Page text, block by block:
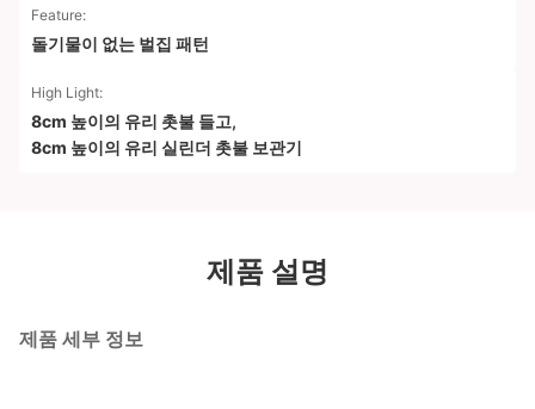
Feature:
돌기물이 없는 벌집 패턴
High Light:
8cm 높이의 유리 촛불 들고,
8cm 높이의 유리 실린더 촛불 보관기
제품 설명
제품 세부 정보